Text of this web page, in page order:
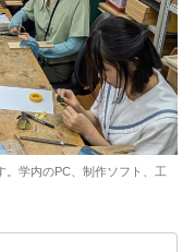
。学内のPC、制作ソフト、工